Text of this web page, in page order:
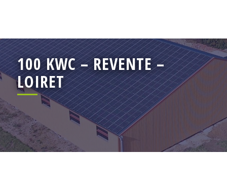
100 KWC – REVENTE –
LOIRET